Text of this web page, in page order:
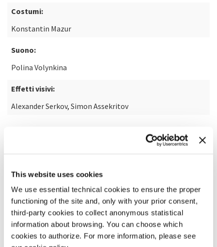
This website uses cookies
We use essential technical cookies to ensure the proper
functioning of the site and, only with your prior consent,
third-party cookies to collect anonymous statistical
information about browsing. You can choose which
cookies to authorize. For more information, please see
Costumi:
Konstantin Mazur
Suono:
Polina Volynkina
Effetti visivi:
Alexander Serkov, Simon Assekritov